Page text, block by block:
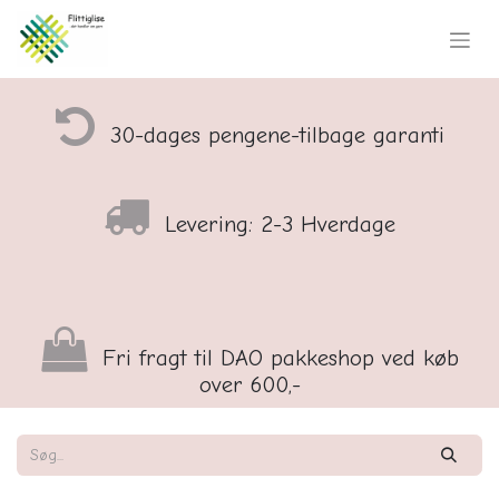
30-dages pengene-tilbage garanti
Levering: 2-3 Hverdage
Fri fragt til DAO pakkeshop ved køb
over 600,-